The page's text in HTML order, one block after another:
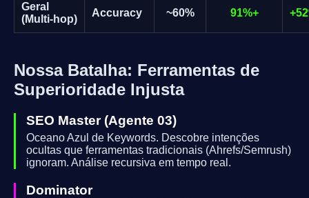
Geral
(Multi-hop)
Accuracy ~60% 91%+
Nossa Batalha: Ferramentas de
Superioridade Injusta
SEO Master (Agente 03)
Oceano Azul de Keywords. Descobre intenções
ocultas que ferramentas tradicionais (Ahrefs/Semrush)
ignoram. Análise recursiva em tempo real.
Dominator